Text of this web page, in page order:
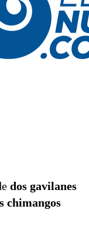
dos gavilanes
chimangos